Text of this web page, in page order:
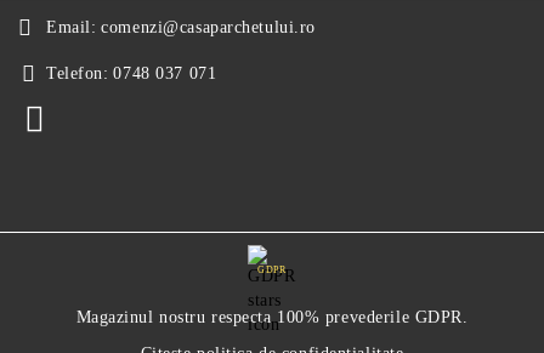
Email: comenzi@casaparchetului.ro
Telefon: 0748 037 071
GDPR
Magazinul nostru respecta 100% prevederile GDPR.